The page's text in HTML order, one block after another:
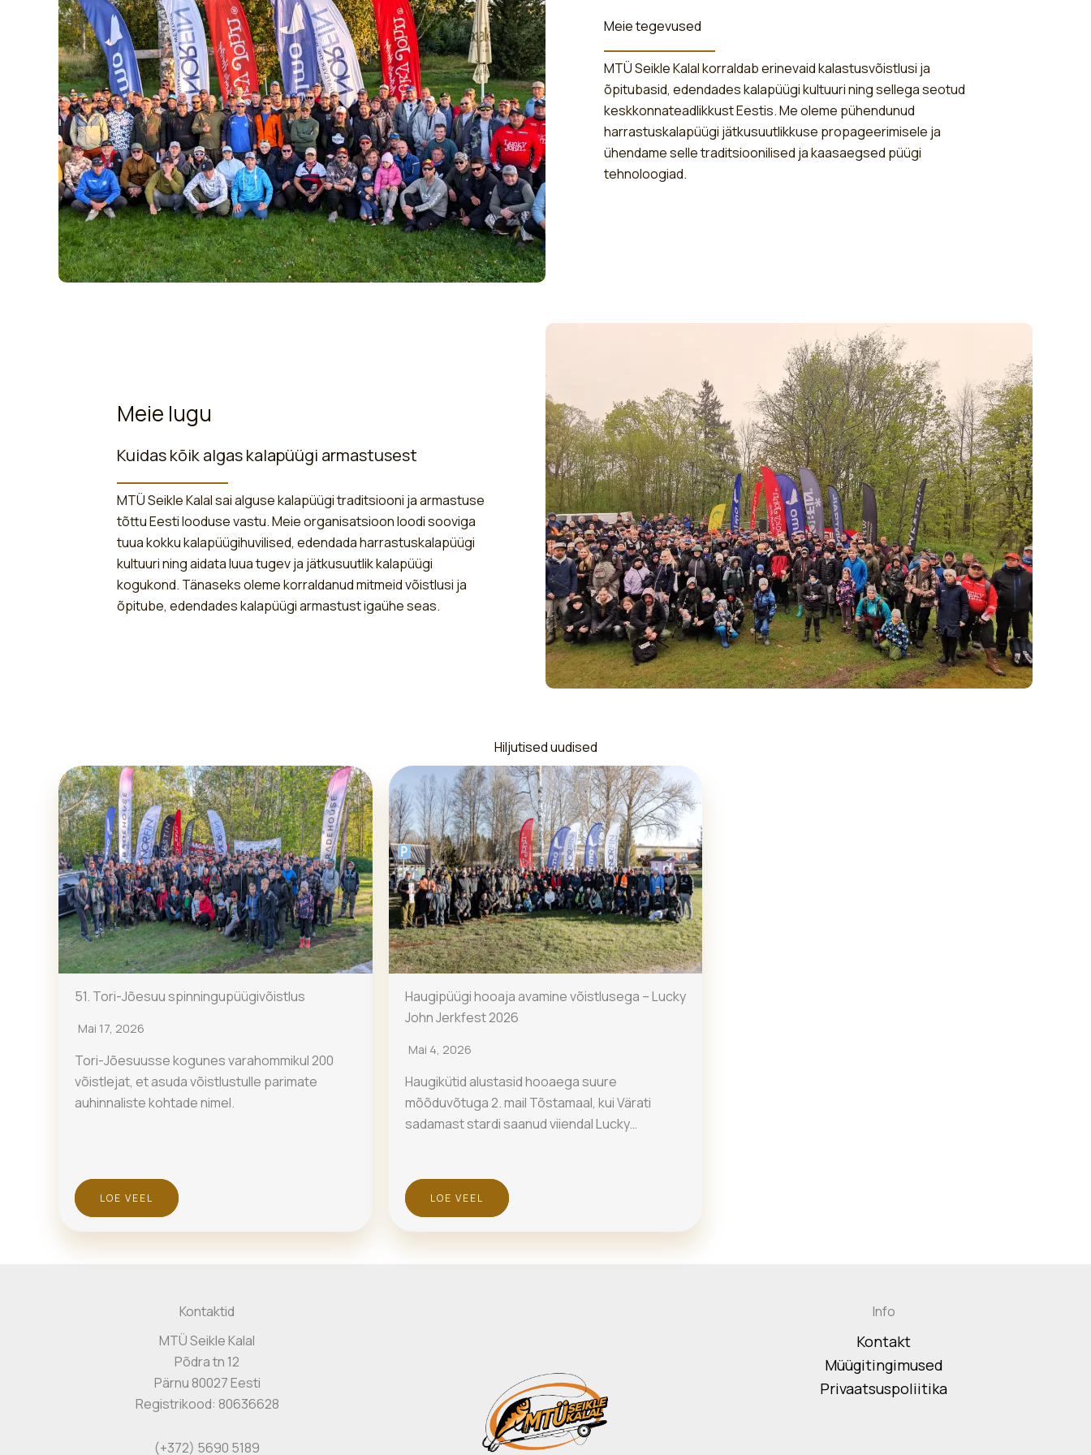
Meie tegevused
MTÜ Seikle Kalal korraldab erinevaid kalastusvõistlusi ja
õpitubasid, edendades kalapüügi kultuuri ning sellega seotud
keskkonnateadlikkust Eestis. Me oleme pühendunud
harrastuskalapüügi jätkusuutlikkuse propageerimisele ja
ühendame selle traditsioonilised ja kaasaegsed püügi
tehnoloogiad.
Meie lugu
Kuidas kõik algas kalapüügi armastusest
MTÜ Seikle Kalal sai alguse kalapüügi traditsiooni ja armastuse
tõttu Eesti looduse vastu. Meie organisatsioon loodi sooviga
tuua kokku kalapüügihuvilised, edendada harrastuskalapüügi
kultuuri ning aidata luua tugev ja jätkusuutlik kalapüügi
kogukond. Tänaseks oleme korraldanud mitmeid võistlusi ja
õpitube, edendades kalapüügi armastust igaühe seas.
Hiljutised uudised
51. Tori-Jõesuu spinningupüügivõistlus
Mai 17, 2026
Tori-Jõesuusse kogunes varahommikul 200
võistlejat, et asuda võistlustulle parimate
auhinnaliste kohtade nimel.
LOE VEEL
Haugipüügi hooaja avamine võistlusega – Lucky
John Jerkfest 2026
Mai 4, 2026
Haugikütid alustasid hooaega suure
mõõduvõtuga 2. mail Tõstamaal, kui Värati
sadamast stardi saanud viiendal Lucky…
LOE VEEL
Kontaktid
MTÜ Seikle Kalal
Põdra tn 12
Pärnu 80027 Eesti
Registrikood: 80636628
(+372) 5690 5189
Info
Kontakt
Müügitingimused
Privaatsuspoliitika